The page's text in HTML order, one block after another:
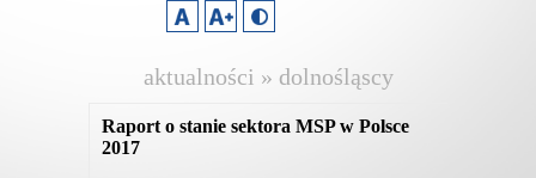
aktualności » dolnośląscy
Raport o stanie sektora MSP w Polsce
2017